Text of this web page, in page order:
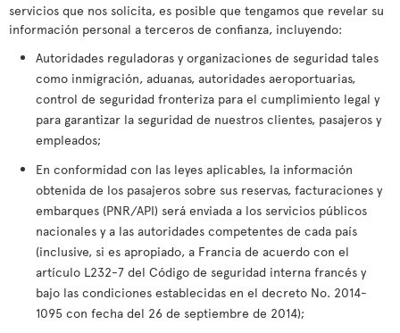
servicios que nos solicita, es posible que tengamos que revelar su
información personal a terceros de confianza, incluyendo:
Autoridades reguladoras y organizaciones de seguridad tales
como inmigración, aduanas, autoridades aeroportuarias,
control de seguridad fronteriza para el cumplimiento legal y
para garantizar la seguridad de nuestros clientes, pasajeros y
empleados;
En conformidad con las leyes aplicables, la información
obtenida de los pasajeros sobre sus reservas, facturaciones y
embarques (PNR/API) será enviada a los servicios públicos
nacionales y a las autoridades competentes de cada país
(inclusive, si es apropiado, a Francia de acuerdo con el
artículo L232-7 del Código de seguridad interna francés y
bajo las condiciones establecidas en el decreto No. 2014-
1095 con fecha del 26 de septiembre de 2014);